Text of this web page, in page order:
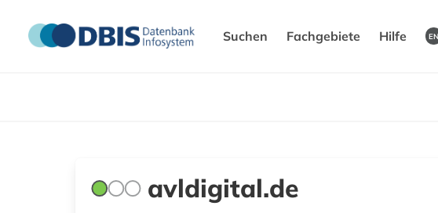
Suchen Fachgebiete Hilfe EN
avldigital.de